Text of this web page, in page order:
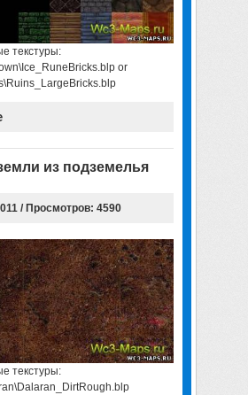
текстуры:
or
из подземелья
/ Просмотров: 4590
текстуры: